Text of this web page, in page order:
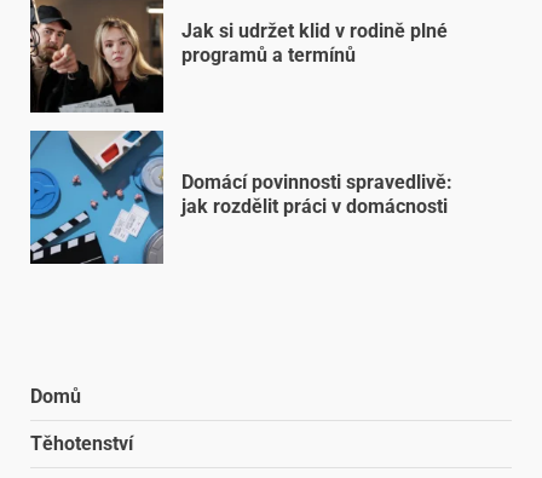
Jak si udržet klid v rodině plné
programů a termínů
Domácí povinnosti spravedlivě:
jak rozdělit práci v domácnosti
Domů
Těhotenství